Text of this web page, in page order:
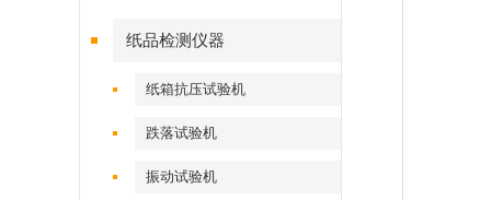
纸品检测仪器
纸箱抗压试验机
跌落试验机
振动试验机